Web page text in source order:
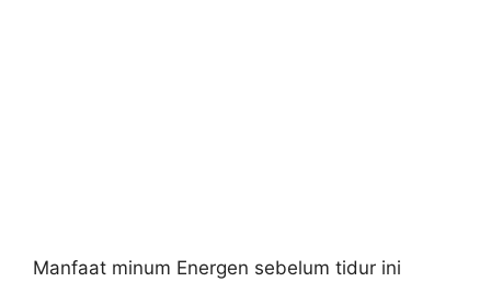
Manfaat minum Energen sebelum tidur ini